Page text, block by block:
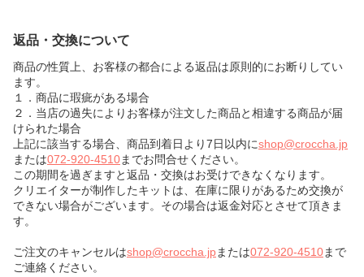
返品・交換について
商品の性質上、お客様の都合による返品は原則的にお断りしてい
ます。
１．商品に瑕疵がある場合
２．当店の過失によりお客様が注文した商品と相違する商品が届
けられた場合
上記に該当する場合、商品到着日より7日以内にshop@croccha.jp
または072-920-4510までお問合せください。
この期間を過ぎますと返品・交換はお受けできなくなります。
クリエイターが制作したキットは、在庫に限りがあるため交換が
できない場合がございます。その場合は返金対応とさせて頂きま
す。
ご注文のキャンセルはshop@croccha.jpまたは072-920-4510まで
ご連絡ください。